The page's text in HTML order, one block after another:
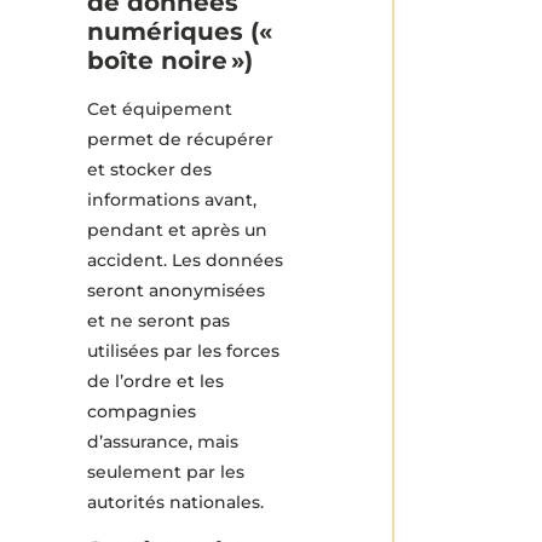
numériques («
boîte noire »)
Cet équipement
permet de récupérer
et stocker des
informations avant,
pendant et après un
accident. Les données
seront anonymisées
et ne seront pas
utilisées par les forces
de l’ordre et les
compagnies
d’assurance, mais
seulement par les
autorités nationales.